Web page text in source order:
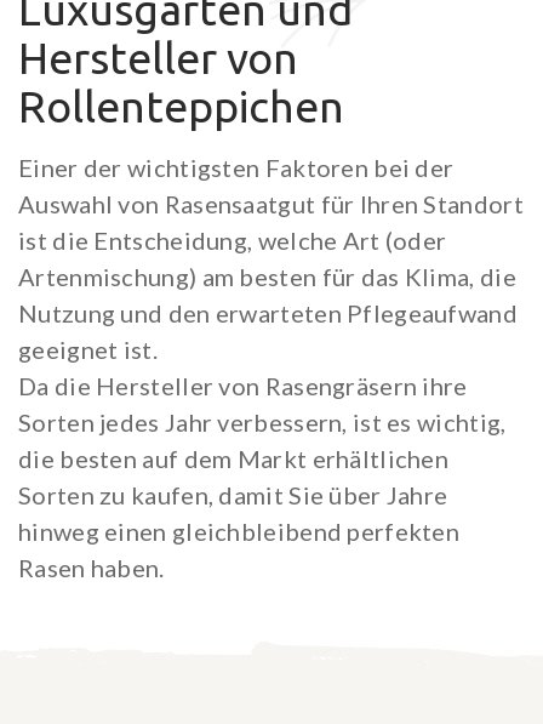
Landschaft
Ornamentalien
Speziale
Insektenpopulation
Hydrosemine
Hersteller von
Rollenteppichen
Einer der wichtigsten Faktoren bei der
Auswahl von Rasensaatgut für Ihren Standort
ist die Entscheidung, welche Art (oder
Artenmischung) am besten für das Klima, die
Nutzung und den erwarteten Pflegeaufwand
geeignet ist.
Da die Hersteller von Rasengräsern ihre
Sorten jedes Jahr verbessern, ist es wichtig,
die besten auf dem Markt erhältlichen
Sorten zu kaufen, damit Sie über Jahre
hinweg einen gleichbleibend perfekten
Rasen haben.